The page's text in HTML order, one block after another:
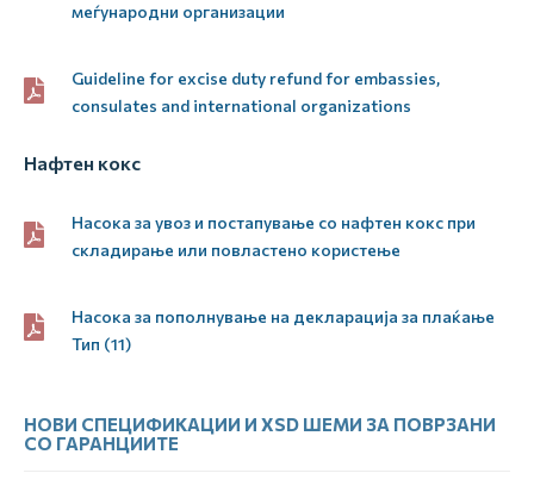
меѓународни организации
Guideline for excise duty refund for embassies,
consulates and international organizations
Нафтен кокс
Насока за увоз и постапување со нафтен кокс при
складирање или повластено користење
Насока за пополнување на декларација за плаќање
Тип (11)
НОВИ СПЕЦИФИКАЦИИ И XSD ШЕМИ ЗА ПОВРЗАНИ
СО ГАРАНЦИИТЕ